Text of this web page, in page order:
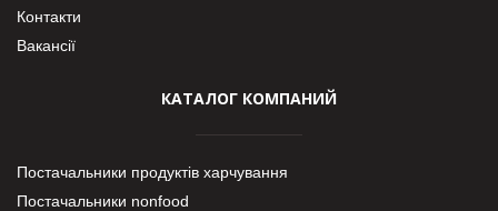
Контакти
Вакансії
КАТАЛОГ КОМПАНИЙ
Постачальники продуктів харчування
Постачальники nonfood